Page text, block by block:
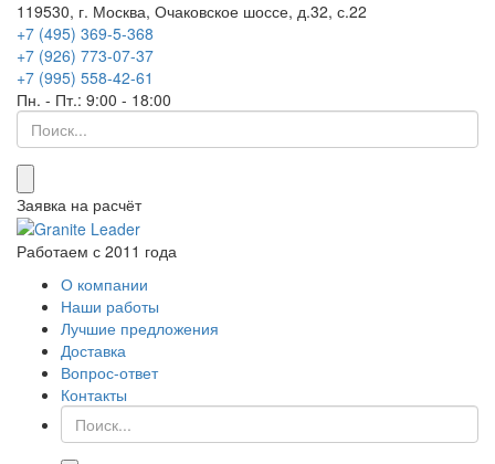
119530, г. Москва, Очаковское шоссе, д.32, с.22
+7 (495) 369-5-368
+7 (926) 773-07-37
+7 (995) 558-42-61
Пн. - Пт.: 9:00 - 18:00
Что
ищем...
Заявка на расчёт
Работаем с 2011 года
О компании
Наши работы
Лучшие предложения
Доставка
Вопрос-ответ
Контакты
Что
ищем...